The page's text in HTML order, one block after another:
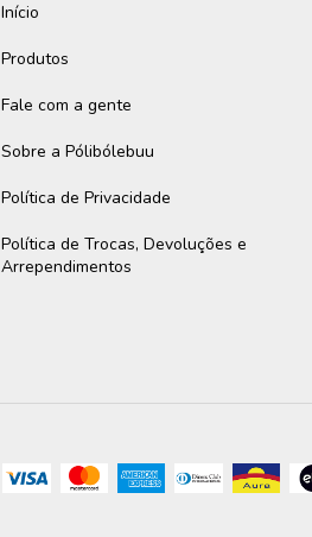
Início
Produtos
Fale com a gente
Sobre a Pólibólebuu
Política de Privacidade
Política de Trocas, Devoluções e
Arrependimentos